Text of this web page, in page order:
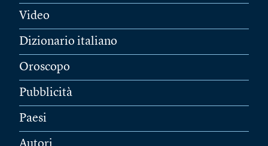
Video
Dizionario italiano
Oroscopo
Pubblicità
Paesi